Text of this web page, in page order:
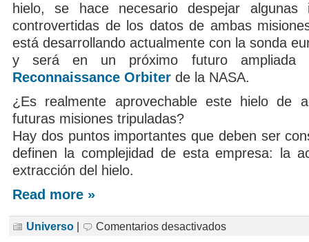
hielo, se hace necesario despejar algunas
controvertidas de los datos de ambas
está desarrollando actualmente con la sonda
y será en un próximo futuro
Reconnaissance Orbiter de la NASA.
¿Es realmente aprovechable este hielo de
futuras misiones tripuladas?
Hay dos puntos importantes que deben ser
definen la complejidad de esta empresa: la
extracción del hielo.
Read more »
Universo | Comentarios desactivados